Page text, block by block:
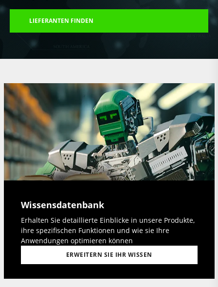
LIEFERANTEN FINDEN
Wissensdatenbank
Erhalten Sie detaillierte Einblicke in unsere Produkte,
ihre spezifischen Funktionen und wie sie Ihre
Anwendungen optimieren können
ERWEITERN SIE IHR WISSEN